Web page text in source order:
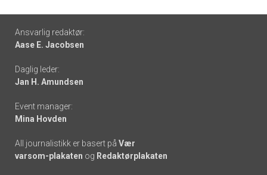
Footer
-
links
Ansvarlig redaktør:
Aase E. Jacobsen
Daglig leder:
Jan H. Amundsen
Event manager:
Mina Hovden
All journalistikk er basert på Vær
varsom-plakaten og Redaktørplakaten